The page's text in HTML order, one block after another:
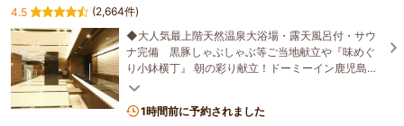
4.5
(2,664件)
◆大人気最上階天然温泉大浴場・露天風呂付・サウ
ナ完備 黒豚しゃぶしゃぶ等ご当地献立や『味めぐ
り小鉢横丁』 朝の彩り献立！ドーミーイン鹿児島の
「ご当地逸品料理」は・・・是非ご賞味ください
1時間前に予約されました